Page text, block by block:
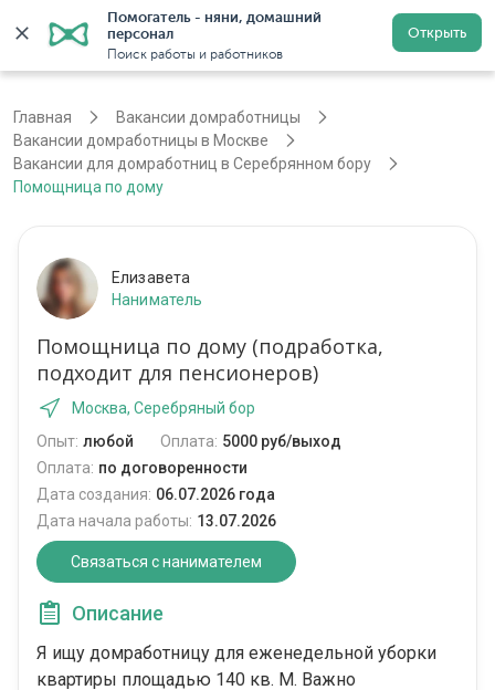
Помогатель - няни, домашний
персонал
Поиск работы и работников
Открыть
Регистрация
Главная
Вакансии домработницы
Вакансии домработницы в Москве
Вакансии для домработниц в Серебрянном бору
Помощница по дому
Елизавета
Наниматель
Помощница по дому (подработка,
подходит для пенсионеров)
Москва, Серебряный бор
Опыт: любой Оплата: 5000 руб/выход
Оплата: по договоренности
Дата создания: 06.07.2026 года
Дата начала работы: 13.07.2026
Связаться с нанимателем
Описание
Я ищу домработницу для еженедельной уборки
квартиры площадью 140 кв. М. Важно